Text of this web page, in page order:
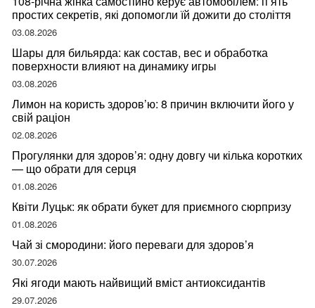
простих секретів, які допомогли їй дожити до століття
03.08.2026
Шары для бильярда: как состав, вес и обработка
поверхности влияют на динамику игры
03.08.2026
Лимон на користь здоров’ю: 8 причин включити його у
свій раціон
02.08.2026
Прогулянки для здоров’я: одну довгу чи кілька коротких
— що обрати для серця
01.08.2026
Квіти Луцьк: як обрати букет для приємного сюрпризу
01.08.2026
Чай зі смородини: його переваги для здоров’я
30.07.2026
Які ягоди мають найвищий вміст антиоксидантів
29.07.2026